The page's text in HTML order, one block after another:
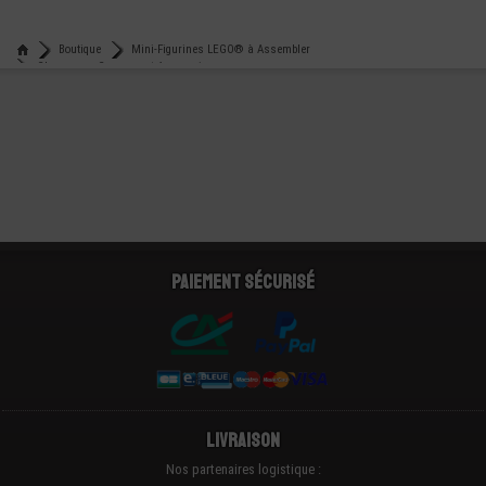
Boutique
Mini-Figurines LEGO® à Assembler
Chapeaux - Casques et Accessoires
Paiement sécurisé
Livraison
Nos partenaires logistique :